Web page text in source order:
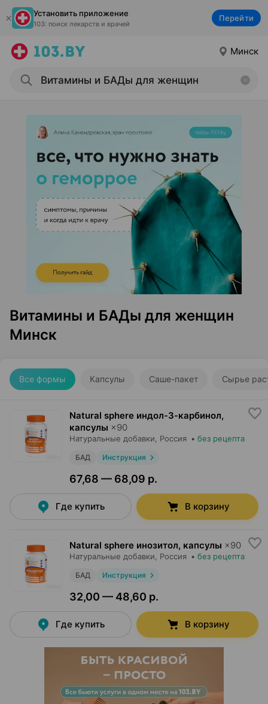
Установить приложение
103: поиск лекарств и врачей
Перейти
Минск
Витамины и БАДы для женщин
Минск
Все формы Капсулы Саше-пакет Сырье
Natural sphere индол-3-карбинол,
капсулы ×90
Натуральные добавки , Россия • без рецепта
БАД Инструкция
67,68 — 68,09 р.
Где купить В корзину
Natural sphere инозитол, капсулы ×90
Натуральные добавки , Россия • без рецепта
БАД Инструкция
32,00 — 48,60 р.
Где купить В корзину